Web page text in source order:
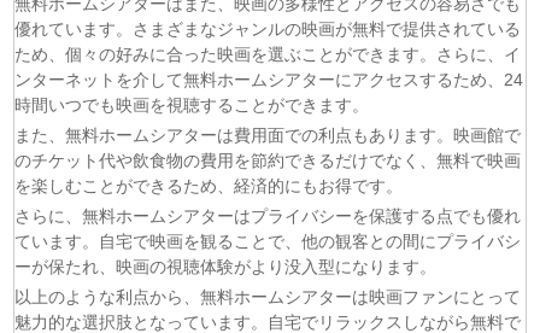
(06/08)夫に不倫をお願いされました 第5話
(06/08)親愛なる夫へ〜完璧な妻の嘘〜 第6話
(06/08)落第賢者の学院無双〜二度目の転生、Sランクチート魔術
師冒険録〜 第7話
(06/08) メビウス・ダスト 第5話
優れています。さまざまなジャンルの映画が無料で提供されている
ため、個々の好みに合った映画を選ぶことができます。さらに、イ
ンターネットを介して無料ホームシアターにアクセスするため、24
時間いつでも映画を視聴することができます。
また、無料ホームシアターは費用面での利点もあります。映画館で
のチケット代や飲食物の費用を節約できるだけでなく、無料で映画
を楽しむことができるため、経済的にもお得です。
さらに、無料ホームシアターはプライバシーを保護する点でも優れ
ています。自宅で映画を観ることで、他の観客との間にプライバシ
ーが保たれ、映画の視聴体験がより没入型になります。
以上のような利点から、無料ホームシアターは映画ファンにとって
魅力的な選択肢となっています。自宅でリラックスしながら無料で